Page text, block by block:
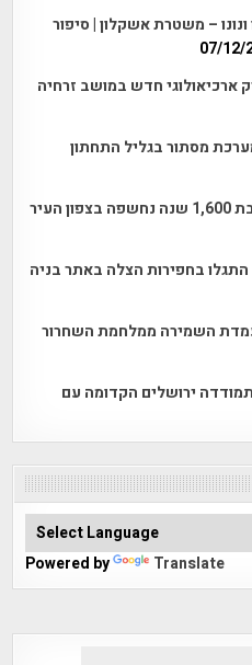
– משטרת אשקלון | סיפור
07/12/
ארכיאולוגי חדש במושב זרחיה
מסתור בגליל התחתון
שרידי אחוזה שומרונית מפוארת בת 1,600 שנה נחשפה בצפון העיר
בנות 4,000 שנה התגלו בחפירות הצלה באתר בניה
השמירה ממלחמת השחרור
ירושלים הקדומה עם
Powered by Translate